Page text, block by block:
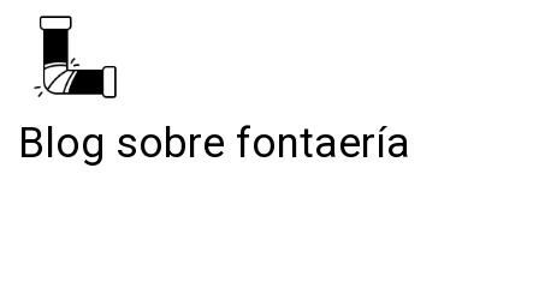
Blog sobre fontaería